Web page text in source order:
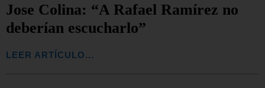
Jose Colina: “A Rafael Ramírez no
deberían escucharlo”
LEER ARTÍCULO...